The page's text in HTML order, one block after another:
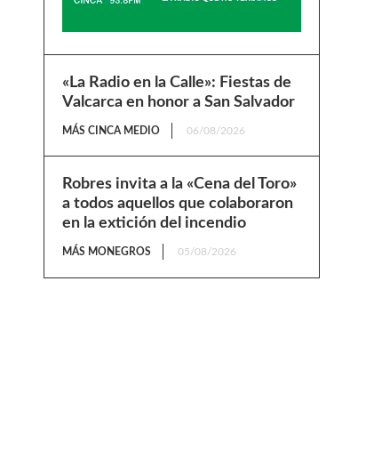
«La Radio en la Calle»: Fiestas de
Valcarca en honor a San Salvador
MÁS CINCA MEDIO 06/08/2026
Robres invita a la «Cena del Toro»
a todos aquellos que colaboraron
en la extición del incendio
MÁS MONEGROS 05/08/2026